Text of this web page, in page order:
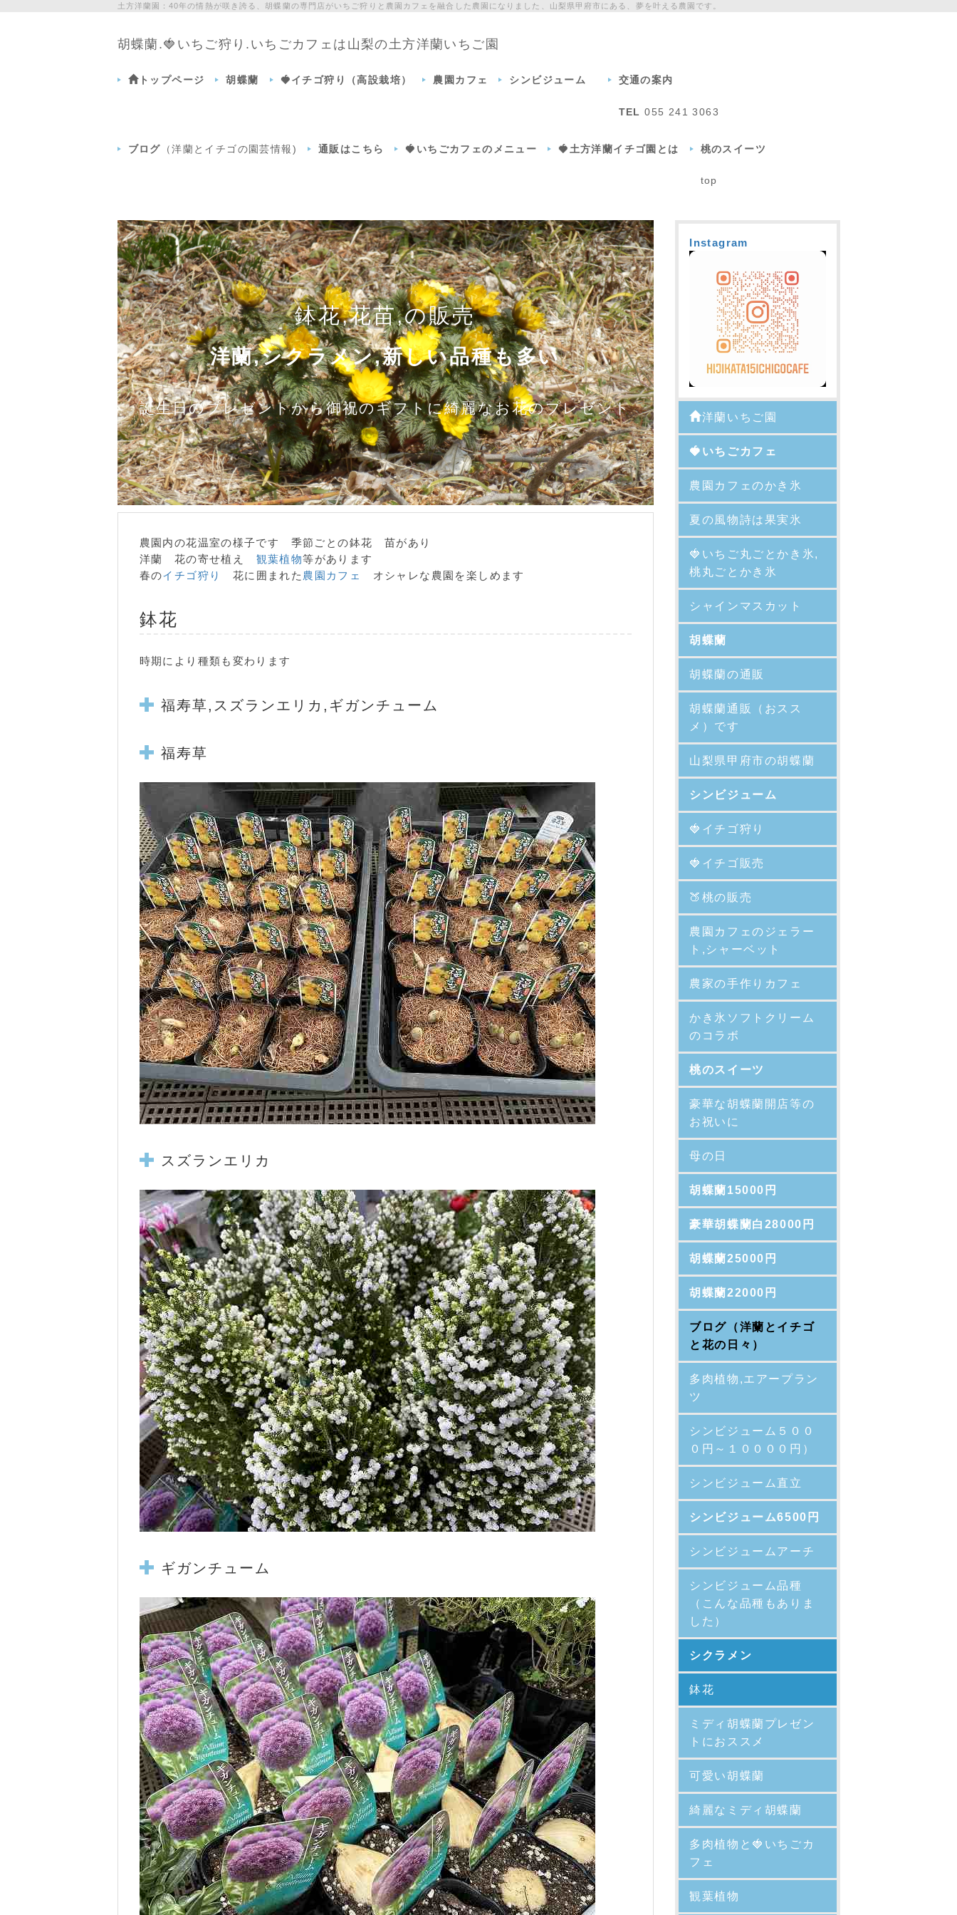
土方洋蘭園：40年の情熱が咲き誇る、胡蝶蘭の専門店がいちご狩りと農園カフェを融合した農園になりました、山梨県甲府市にある、夢を叶える農園です。
胡蝶蘭.🍓いちご狩り.いちごカフェは山梨の土方洋蘭いちご園
トップページ 胡蝶蘭 🍓イチゴ狩り（高設栽培） 農園カフェ シンビジューム 交通の案内
TEL 055 241 3063
ブログ （洋蘭とイチゴの園芸情報) 通販はこちら 🍓いちごカフェのメニュー 🍓土方洋蘭イチゴ園とは 桃のスイーツ
top
鉢花,花苗,の販売
洋蘭,シクラメン,新しい品種も多い
誕生日のプレゼントから御祝のギフトに綺麗なお花のプレゼント
農園内の花温室の様子です 季節ごとの鉢花 苗があり
洋蘭 花の寄せ植え 観葉植物等があります
春のイチゴ狩り 花に囲まれた 農園カフェ オシャレな農園を楽しめます
鉢花
時期により種類も変わります
福寿草,スズランエリカ,ギガンチューム
福寿草
スズランエリカ
ギガンチューム
Instagram
洋蘭いちご園
🍓いちごカフェ
農園カフェのかき氷
夏の風物詩は果実氷
🍓 いちご丸ごとかき氷,
桃丸ごとかき氷
シャインマスカット
胡蝶蘭
胡蝶蘭の通販
胡蝶蘭通販（おスス
メ）です
山梨県甲府市の胡蝶蘭
シンビジューム
🍓イチゴ狩り
🍓イチゴ販売
🍑 桃の販売
農園カフェのジェラー
ト,シャーベット
農家の手作りカフェ
かき氷ソフトクリーム
のコラボ
桃のスイーツ
豪華な胡蝶蘭開店等の
お祝いに
母の日
胡蝶蘭15000円
豪華胡蝶蘭白28000円
胡蝶蘭25000円
胡蝶蘭22000円
ブログ（洋蘭とイチゴ
と花の日々）
多肉植物,エアープラン
ツ
シンビジューム５００
０円～１００００円）
シンビジューム直立
シンビジューム6500円
シンビジュームアーチ
シンビジューム品種
（こんな品種もありま
した）
シクラメン
鉢花
ミディ胡蝶蘭プレゼン
トにおススメ
可愛い胡蝶蘭
綺麗なミディ胡蝶蘭
多肉植物と🍓いちごカ
フェ
観葉植物